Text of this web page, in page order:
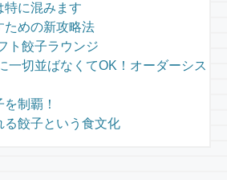
特に混みます
ための新攻略法
ト餃子ラウンジ
一切並ばなくてOK！オーダーシス
制覇！
る餃子という食文化